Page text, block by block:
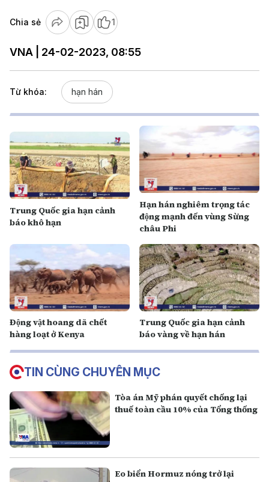
Chia sẻ 1
VNA | 24-02-2023, 08:55
Từ khóa: hạn hán
Trung Quốc gia hạn cảnh
báo khô hạn
Hạn hán nghiêm trọng tác
động mạnh đến vùng Sừng
châu Phi
Động vật hoang dã chết
hàng loạt ở Kenya
Trung Quốc gia hạn cảnh
báo vàng về hạn hán
TIN CÙNG CHUYÊN MỤC
Tòa án Mỹ phán quyết chống lại
thuế toàn cầu 10% của Tổng thống
Eo biển Hormuz nóng trở lại